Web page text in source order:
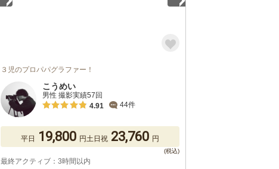
３児のプロパパグラファー！
こうめい
男性 撮影実績57回
4.91
44件
平日 19,800 円土日祝 23,760 円
最終アクティブ：3時間以内